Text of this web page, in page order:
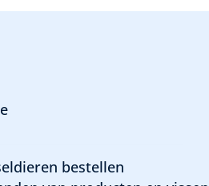
bestellen